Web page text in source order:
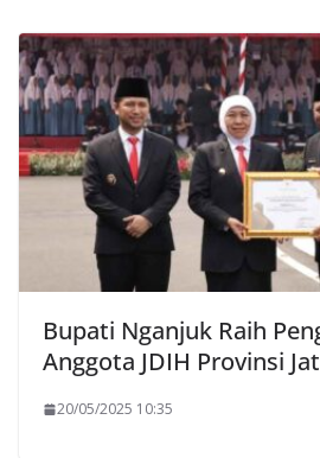
Bupati Nganjuk Raih
Anggota JDIH Provinsi
20/05/2025 10:35